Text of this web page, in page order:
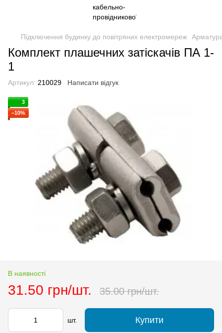
Підключення будинку до повітряних електромереж
Комплект плашечних затіскачів ПА 1-
1
Артикул: 210029 Написати відгук
3
−10%
В наявності
31.50 грн/шт. 35.00 грн/шт.
шт. Купити